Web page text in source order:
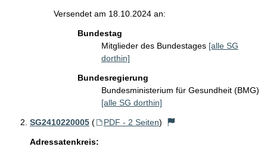
Versendet am 18.10.2024 an:
Bundestag
Mitglieder des Bundestages [alle SG
dorthin]
Bundesregierung
Bundesministerium für Gesundheit (BMG)
[alle SG dorthin]
SG2410220005 ( PDF - 2 Seiten)
Adressatenkreis: